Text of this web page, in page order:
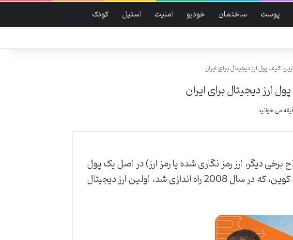
پوست ساختمان خودرو امنیت استیل کودک
کیف پول ارز دیجیتال برای ایران
ارز دیجیتال برای ایران
برخی دیگر، ارز رمز نگاری شده یا رمز ارز) در اصل یک پول
دیجیتال غیر متمرکز است که برای استفاده در اینترنت طراحی شده است. بیت کوین، که در سال 2008 راه اندازی شد، اولین ارز دیجیتال